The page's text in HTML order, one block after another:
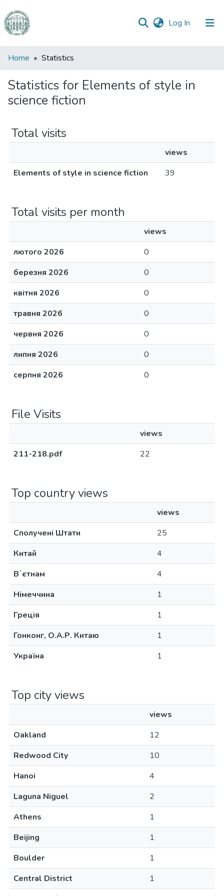
Log In (current)
Communities
Collections
All of DSpace
Home Statistics
Statistics for Elements of style in
science fiction
Total visits
views
Elements of style in science fiction
39
Total visits per month
views
лютого 2026
0
березня 2026
0
квітня 2026
0
травня 2026
0
червня 2026
0
липня 2026
0
серпня 2026
0
File Visits
views
211-218.pdf
22
Top country views
views
Сполучені Штати
25
Китай
4
Вʼєтнам
4
Німеччина
1
Греція
1
Гонконг, О.А.Р. Китаю
1
Україна
1
Top city views
views
Oakland
12
Redwood City
10
Hanoi
4
Laguna Niguel
2
Athens
1
Beijing
1
Boulder
1
Central District
1